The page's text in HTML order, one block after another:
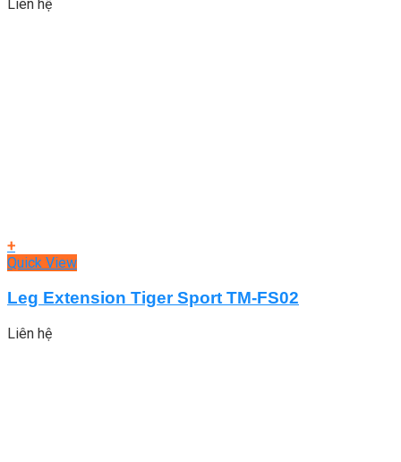
Liên hệ
+
Quick View
Leg Extension Tiger Sport TM-FS02
Liên hệ